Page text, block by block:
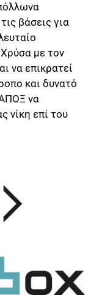
βάσεις για
με τον
να επικρατεί
και δυνατό
να
νίκη επί του